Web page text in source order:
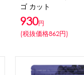
ゴ カット
930円
(税抜価格862円)